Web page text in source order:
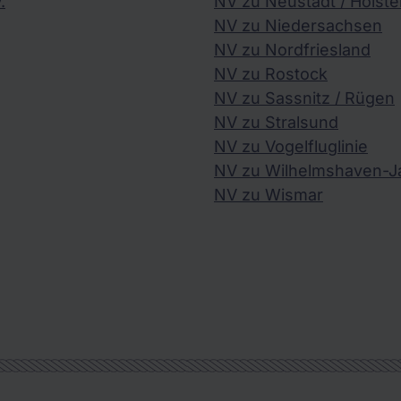
NV zu Niedersachsen
NV zu Nordfriesland
NV zu Rostock
NV zu Sassnitz / Rügen
NV zu Stralsund
NV zu Vogelfluglinie
NV zu Wilhelmshaven-
NV zu Wismar